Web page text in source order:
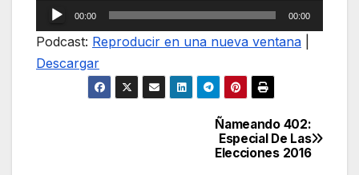
Reproductor
de
00:00 00:00
Podcast: Reproducir en una nueva ventana
Descargar
Ñameando 402:
Especial De Las
Elecciones 2016